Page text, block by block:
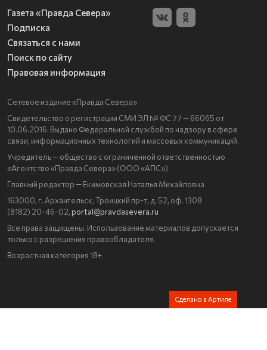
Газета «Правда Севера»
Подписка
Связаться с нами
Поиск по сайту
Правовая информация
Сетевое издание «Правда Севера».
Свидетельство о регистрации СМИ ЭЛ № ФС 77 — 66065 от
10.06.2016. Выдано Федеральной службой по надзору в сфере
связи, информационных технологий и массовых коммуникаций.
Учредитель — общество с ограниченной ответственностью
«Агентство «Правда Севера» (ООО «АПС»).
Главный редактор — Екимовская Наталья Михайловна
163000, г. Архангельск, Троицкий пр-т, д. 52, оф. 1308
(8182) 20-46-02, portal@pravdasevera.ru
Все права защищены. Использование материалов допускается
только с разрешения правообладателя.
Возрастная категория 18+.
Сделано в Артиле